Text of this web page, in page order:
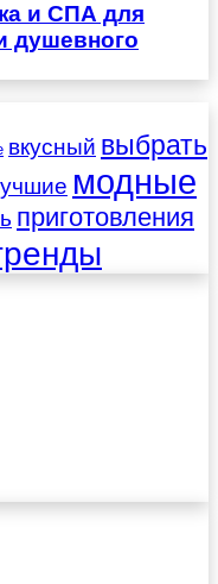
и СПА для
душевного
вкусный выбрать
модные
приготовления